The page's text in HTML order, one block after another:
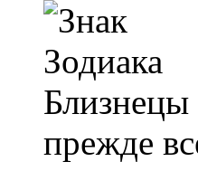
прежде